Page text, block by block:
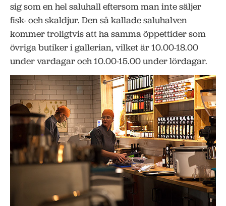
sig som en hel saluhall eftersom man inte säljer
fisk- och skaldjur. Den så kallade saluhalven
kommer troligtvis att ha samma öppettider som
övriga butiker i gallerian, vilket är 10.00-18.00
under vardagar och 10.00-15.00 under lördagar.